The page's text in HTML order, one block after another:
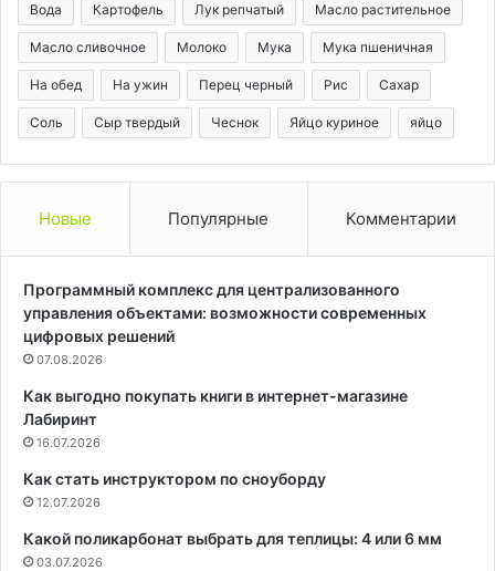
Вода Картофель Лук репчатый Масло растительное
Масло сливочное Молоко Мука Мука пшеничная
На обед На ужин Перец черный Рис Сахар
Соль Сыр твердый Чеснок Яйцо куриное яйцо
Новые Популярные Комментарии
Программный комплекс для централизованного
управления объектами: возможности современных
цифровых решений
07.08.2026
Как выгодно покупать книги в интернет-магазине
Лабиринт
16.07.2026
Как стать инструктором по сноуборду
12.07.2026
Какой поликарбонат выбрать для теплицы: 4 или 6 мм
03.07.2026